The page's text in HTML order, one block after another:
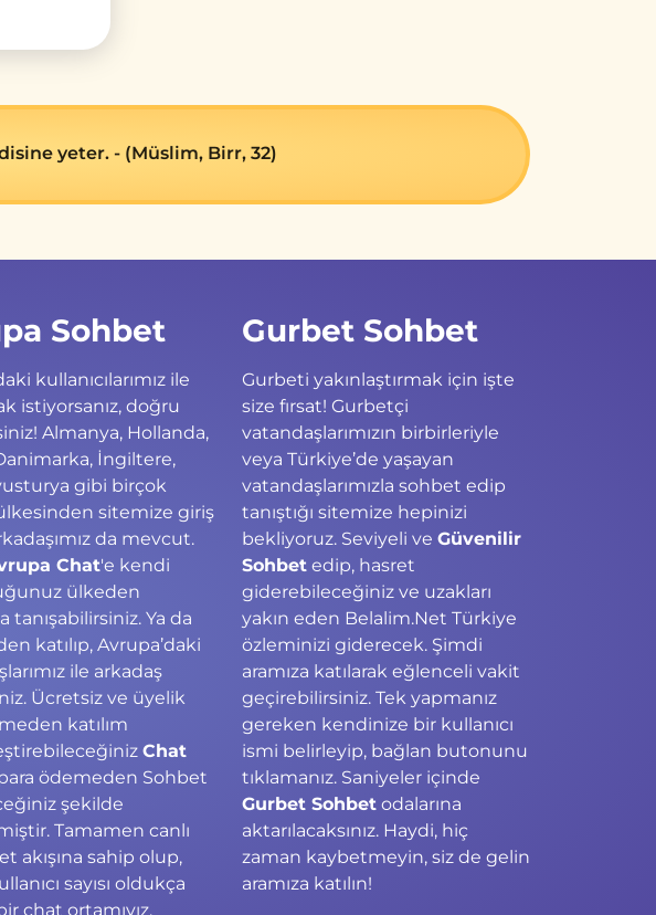
yeter. - (Müslim, Birr, 32)
Sohbet
kullanıcılarımız ile
istiyorsanız, doğru
Almanya, Hollanda,
İngiltere,
gibi birçok
sitemize giriş
da mevcut.
Chat'e kendi
ülkeden
tanışabilirsiniz. Ya da
katılıp, Avrupa’daki
ile arkadaş
Ücretsiz ve üyelik
katılım
Chat
ödemeden Sohbet
şekilde
Tamamen canlı
akışına sahip olup,
sayısı oldukça
chat ortamıyız.
Gurbet Sohbet
Gurbeti yakınlaştırmak için işte
size fırsat! Gurbetçi
vatandaşlarımızın birbirleriyle
veya Türkiye’de yaşayan
vatandaşlarımızla sohbet edip
tanıştığı sitemize hepinizi
bekliyoruz. Seviyeli ve Güvenilir
Sohbet edip, hasret
giderebileceğiniz ve uzakları
yakın eden Belalim.Net Türkiye
özleminizi giderecek. Şimdi
aramıza katılarak eğlenceli vakit
geçirebilirsiniz. Tek yapmanız
gereken kendinize bir kullanıcı
ismi belirleyip, bağlan butonunu
tıklamanız. Saniyeler içinde
Gurbet Sohbet odalarına
aktarılacaksınız. Haydi, hiç
zaman kaybetmeyin, siz de gelin
aramıza katılın!